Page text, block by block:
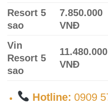
Resort 5
sao
7.850.000
VNĐ
Vin
Resort 5
sao
11.480.000
VNĐ
Hotline: 0909